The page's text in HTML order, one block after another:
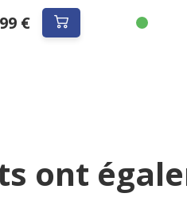
€
ont